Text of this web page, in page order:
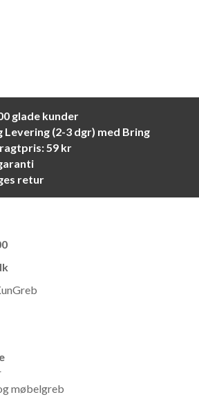
glade kunder
Levering (2-3 dgr) med Bring
59 kr
retur
møbelgreb